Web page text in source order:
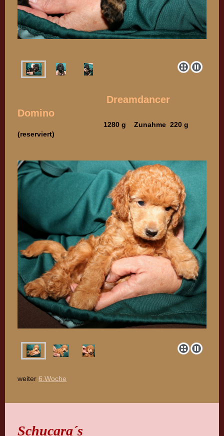
Dreamdancer
Domino
1280 g Zunahme 220 g
(reserviert)
weiter 6.Woche
Schucara´s